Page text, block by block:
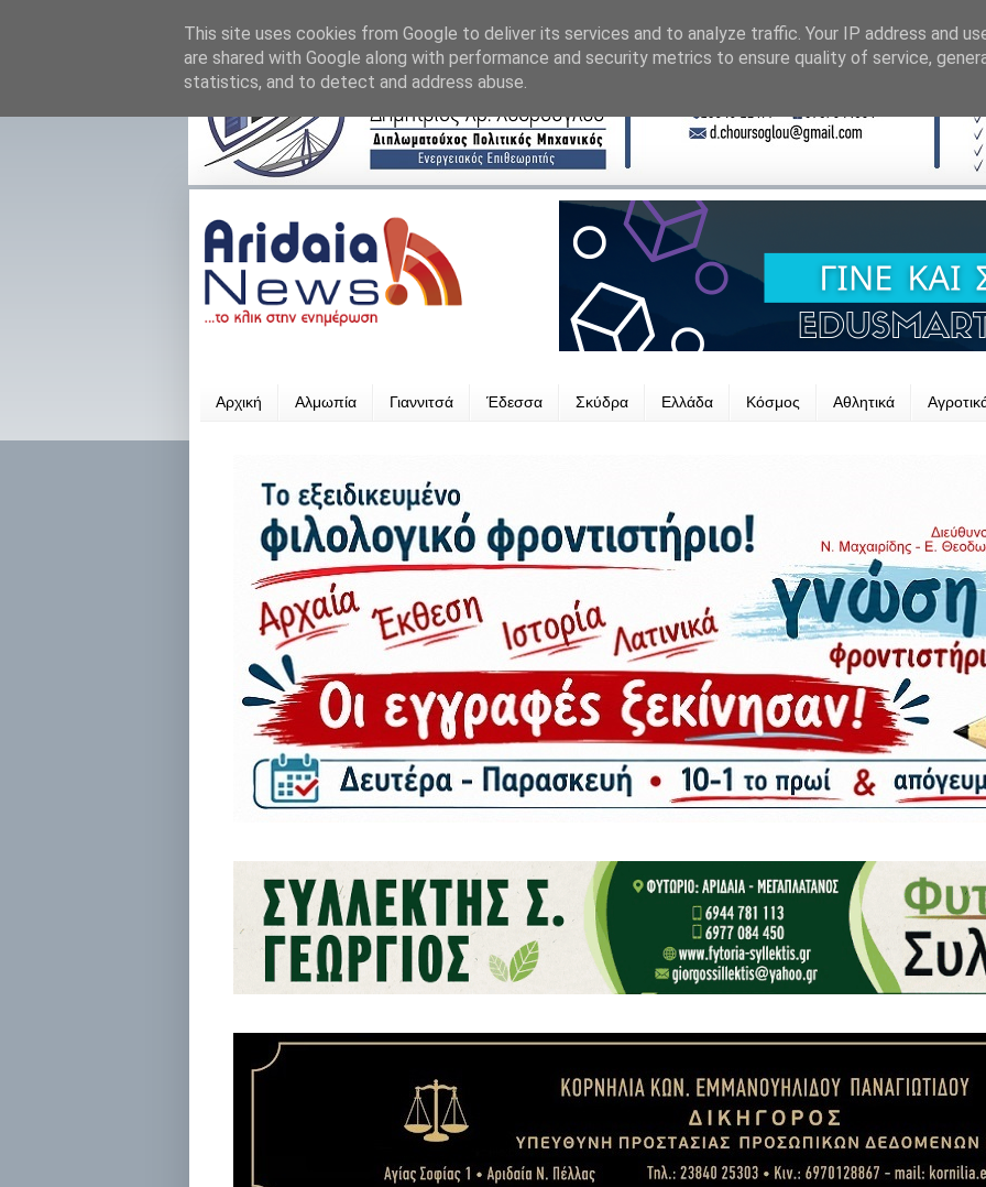
Αρχική Αλμωπία Γιαννιτσά Έδεσσα Σκύδρα Ελλάδα Κόσμος Αθλητικά
This site uses cookies from Google to deliver its services and to analyze traffic. Your IP address and
are shared with Google along with performance and security metrics to ensure quality of service,
statistics, and to detect and address abuse.